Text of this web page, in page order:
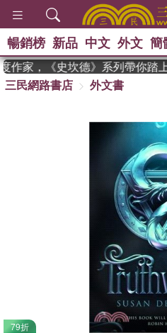
念華
孩：
暢銷榜 新品 中文 外文 簡
家，《史坎德》系列帶你踏上
三民網路書店
外文書
79折